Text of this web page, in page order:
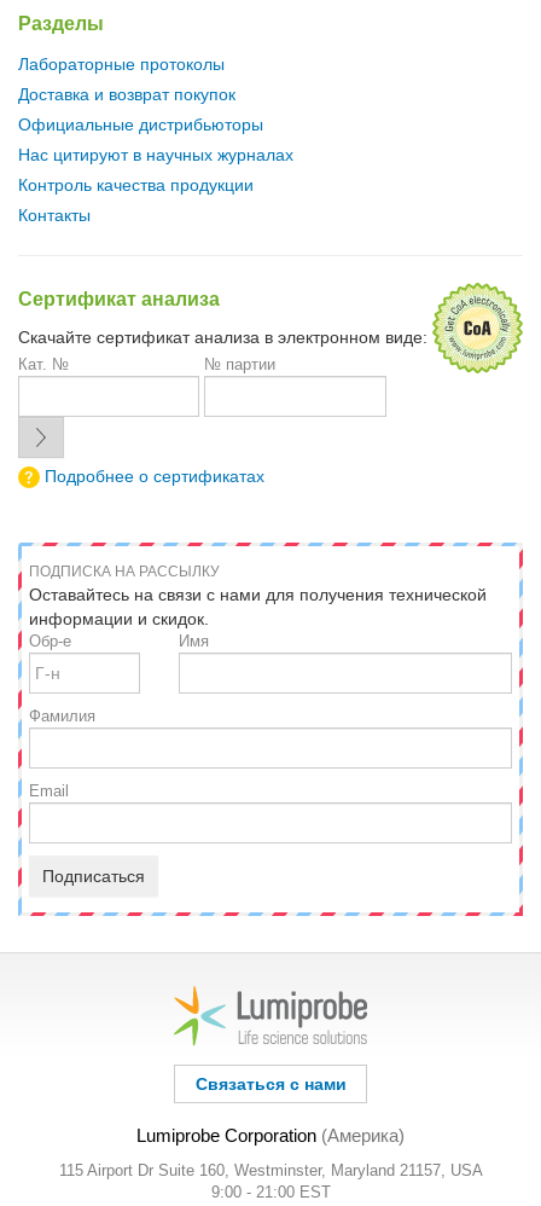
Разделы
Лабораторные протоколы
Доставка и возврат покупок
Официальные дистрибьюторы
Нас цитируют в научных журналах
Контроль качества продукции
Контакты
Сертификат анализа
Скачайте сертификат анализа в электронном виде:
Кат. № № партии
Подробнее о сертификатах
ПОДПИСКА НА РАССЫЛКУ
Оставайтесь на связи с нами для получения технической
информации и скидок.
Обр-е Имя
Фамилия
Email
Подписаться
Связаться с нами
Lumiprobe Corporation (Америка)
115 Airport Dr Suite 160, Westminster, Maryland 21157, USA
9:00 - 21:00 EST